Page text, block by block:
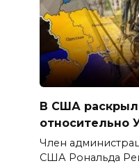
В США
относительно
Член
США Рональда